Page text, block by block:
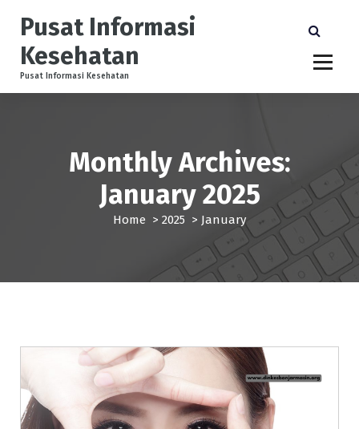
o
Pusat Informasi
Kesehatan
Pusat Informasi Kesehatan
Monthly Archives:
January 2025
Home > 2025 > January